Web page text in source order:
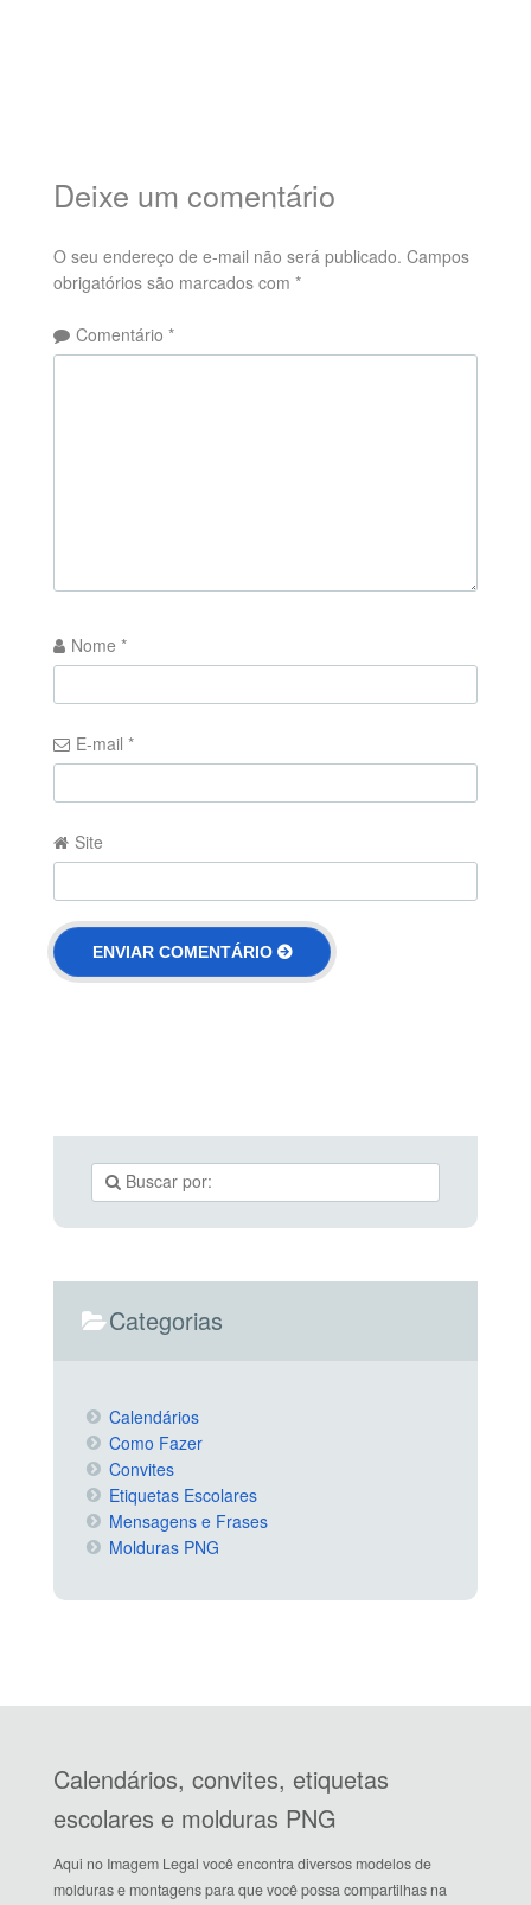
Deixe um comentário
O seu endereço de e-mail não será publicado. Campos
obrigatórios são marcados com *
Comentário *
Nome *
E-mail *
Site
Categorias
Calendários
Como Fazer
Convites
Etiquetas Escolares
Mensagens e Frases
Molduras PNG
Calendários, convites, etiquetas
escolares e molduras PNG
Aqui no Imagem Legal você encontra diversos modelos de
molduras e montagens para que você possa compartilhas na